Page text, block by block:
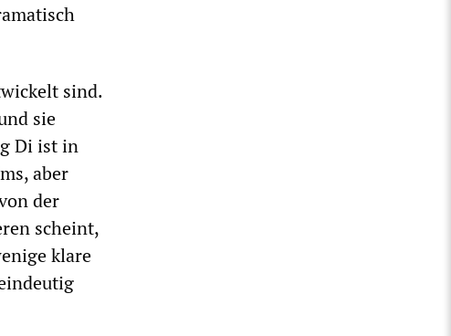
sind.
sie
Di ist in
aber
der
scheint,
klare